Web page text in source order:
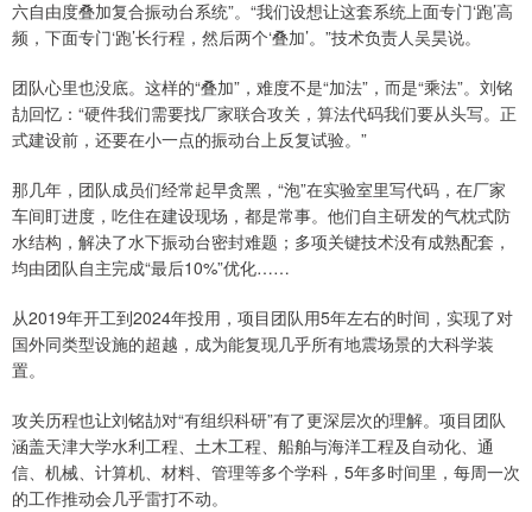
六自由度叠加复合振动台系统”。“我们设想让这套系统上面专门‘跑’高
频，下面专门‘跑’长行程，然后两个‘叠加’。”技术负责人吴昊说。
团队心里也没底。这样的“叠加”，难度不是“加法”，而是“乘法”。刘铭
劼回忆：“硬件我们需要找厂家联合攻关，算法代码我们要从头写。正
式建设前，还要在小一点的振动台上反复试验。”
那几年，团队成员们经常起早贪黑，“泡”在实验室里写代码，在厂家
车间盯进度，吃住在建设现场，都是常事。他们自主研发的气枕式防
水结构，解决了水下振动台密封难题；多项关键技术没有成熟配套，
均由团队自主完成“最后10%”优化……
从2019年开工到2024年投用，项目团队用5年左右的时间，实现了对
国外同类型设施的超越，成为能复现几乎所有地震场景的大科学装
置。
攻关历程也让刘铭劼对“有组织科研”有了更深层次的理解。项目团队
涵盖天津大学水利工程、土木工程、船舶与海洋工程及自动化、通
信、机械、计算机、材料、管理等多个学科，5年多时间里，每周一次
的工作推动会几乎雷打不动。